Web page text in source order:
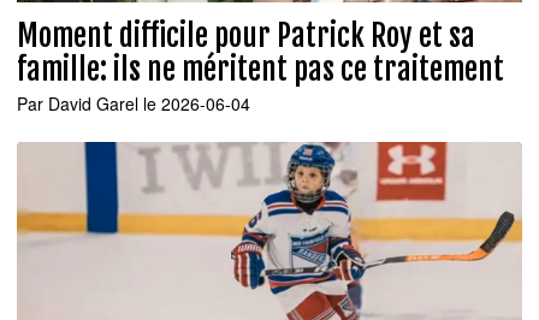
Moment difficile pour Patrick Roy et sa
famille: ils ne méritent pas ce traitement
Par David Garel le 2026-06-04